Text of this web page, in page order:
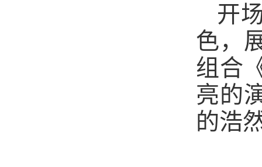
开
色，
组合
亮的
的浩